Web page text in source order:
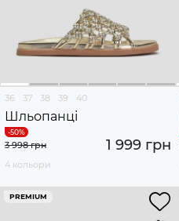
36 37 38 39 40
Шльопанці
1 999 грн
3 998 грн
4 кольори
PREMIUM